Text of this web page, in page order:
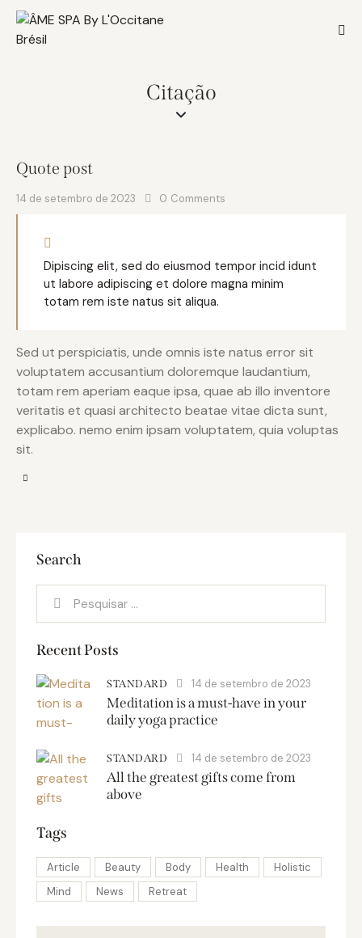
Citação
Quote post
14 de setembro de 2023 0 Comments
Dipiscing elit, sed do eiusmod tempor incid idunt
ut labore adipiscing et dolore magna minim
totam rem iste natus sit aliqua.
Sed ut perspiciatis, unde omnis iste natus error sit
voluptatem accusantium doloremque laudantium,
totam rem aperiam eaque ipsa, quae ab illo inventore
veritatis et quasi architecto beatae vitae dicta sunt,
explicabo. nemo enim ipsam voluptatem, quia voluptas
sit.
Search
Recent Posts
STANDARD 14 de setembro de 2023
Meditation is a must-have in your
daily yoga practice
STANDARD 14 de setembro de 2023
All the greatest gifts come from
above
Tags
Article Beauty Body Health
Holistic
Mind
News Retreat